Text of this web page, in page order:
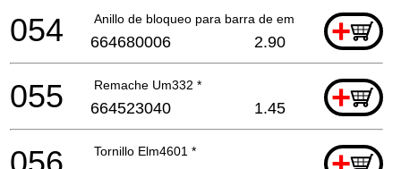
Anillo de bloqueo para barra de empuje +
054 664680006 2.90
Remache Um332 * +
055 664523040 1.45
Tornillo Elm4601 *